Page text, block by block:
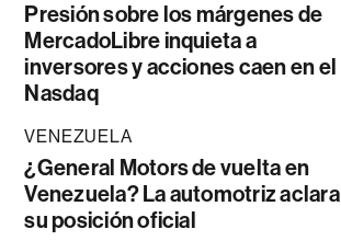
Presión sobre los márgenes de
MercadoLibre inquieta a
inversores y acciones caen en el
Nasdaq
VENEZUELA
¿General Motors de vuelta en
Venezuela? La automotriz aclara
su posición oficial